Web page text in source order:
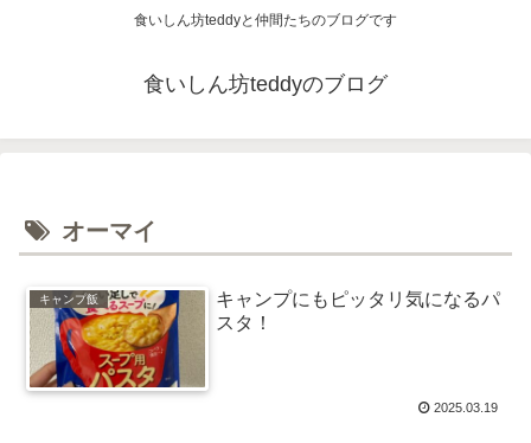
食いしん坊teddyと仲間たちのブログです
食いしん坊teddyのブログ
オーマイ
キャンプ飯
キャンプにもピッタリ気になるパ
スタ！
2025.03.19